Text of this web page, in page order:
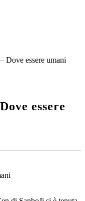
Dove essere umani
essere